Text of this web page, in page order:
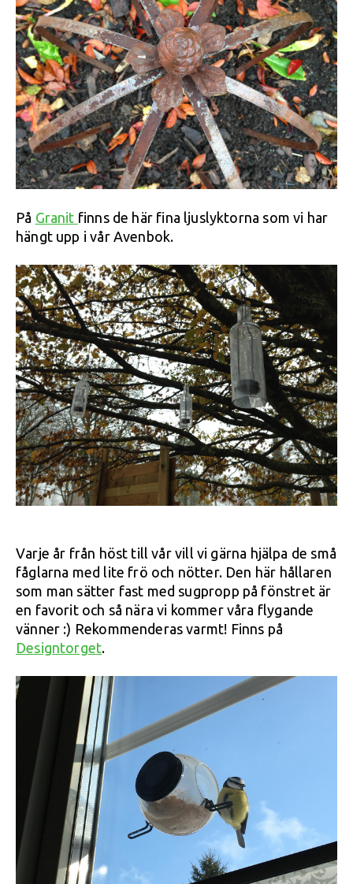
På Granit finns de här fina ljuslyktorna som vi har
hängt upp i vår Avenbok.
Varje år från höst till vår vill vi gärna hjälpa de små
fåglarna med lite frö och nötter. Den här hållaren
som man sätter fast med sugpropp på fönstret är
en favorit och så nära vi kommer våra flygande
vänner :) Rekommenderas varmt! Finns på
Designtorget.